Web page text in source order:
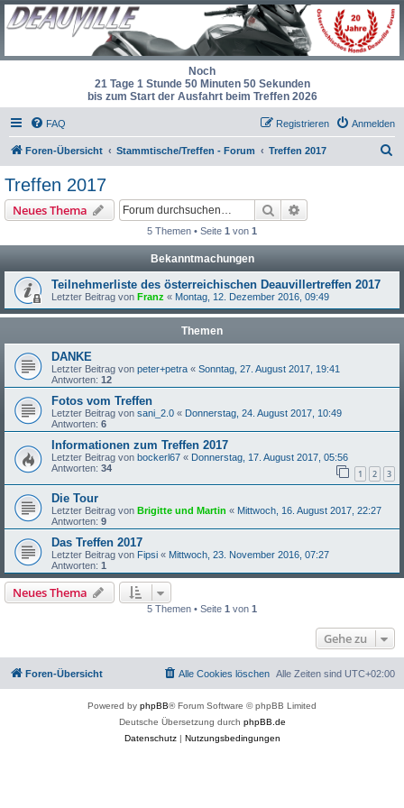
Noch
21 Tage 1 Stunde 50 Minuten 50 Sekunden
bis zum Start der Ausfahrt beim Treffen 2026
FAQ Anmelden
Registrieren
Foren-Übersicht Stammtische/Treffen - Forum Treffen 2017
Treffen 2017
Neues Thema Suche
5 Themen • Seite 1 von 1
Bekanntmachungen
Teilnehmerliste des österreichischen Deauvillertreffen 2017
Letzter Beitrag von Franz « Montag, 12. Dezember 2016, 09:49
Themen
DANKE
Letzter Beitrag von peter+petra « Sonntag, 27. August 2017, 19:41
Antworten: 12
Fotos vom Treffen
Letzter Beitrag von sani_2.0 « Donnerstag, 24. August 2017, 10:49
Antworten: 6
Informationen zum Treffen 2017
Letzter Beitrag von bockerl67 « Donnerstag, 17. August 2017, 05:56
Antworten: 34 1 2 3
Die Tour
Letzter Beitrag von Brigitte und Martin « Mittwoch, 16. August 2017, 22:27
Antworten: 9
Das Treffen 2017
Letzter Beitrag von Fipsi « Mittwoch, 23. November 2016, 07:27
Antworten: 1
Neues Thema
5 Themen • Seite 1 von 1
Gehe zu
Foren-Übersicht Alle Zeiten sind UTC+02:00
Alle Cookies löschen
Powered by phpBB® Forum Software © phpBB Limited
Deutsche Übersetzung durch phpBB.de
Datenschutz| Nutzungsbedingungen